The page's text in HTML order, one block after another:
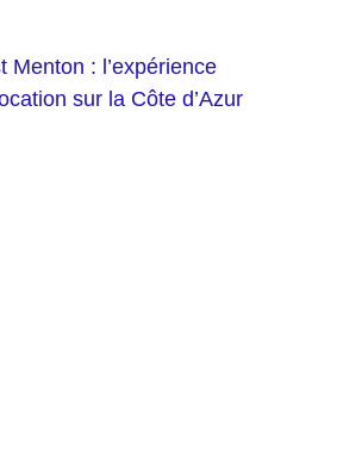
Menton : l’expérience
sur la Côte d’Azur